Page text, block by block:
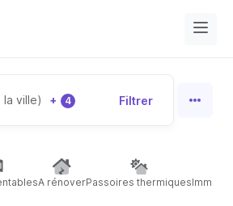
la ville) + 4 Filtrer
A rénoverPassoires thermiques